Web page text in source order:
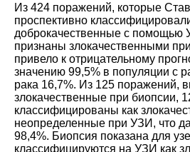
Из 424 поражений, которые
проспективно
доброкачественные с помощью
признаны злокачественными
привело к отрицательному
значению 99,5% в популяции с
рака 16,7%. Из 125 поражений,
злокачественные при биопсии,
классифицированы как
неопределенные при УЗИ, что
98,4%. Биопсия показана для
классифицируются на УЗИ как